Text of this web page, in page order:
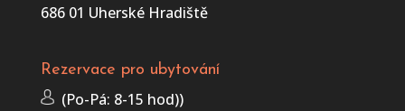
686 01 Uherské Hradiště
Rezervace pro ubytování
(Po-Pá: 8-15 hod))